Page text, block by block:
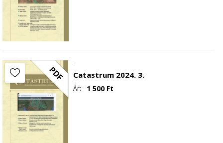
PDF -
Catastrum 2024. 3.
Ár: 1 500 Ft